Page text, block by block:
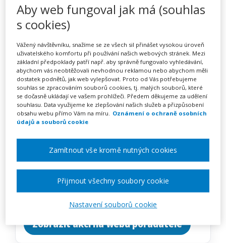
Komunikace, která funguje
(webinář)
PořádáZřetel, s.r.o.
TERMÍN
26. 11. 2026
MÍSTO
ONLINE
1950 Kč
Zobrazit akci na webu pořadatele
Aby web fungoval jak má (souhlas
s cookies)
Vážený návštěvníku, snažíme se ze všech sil přinášet vysokou úroveň
uživatelského komfortu při používání našich webových stránek. Mezi
základní předpoklady patří např. aby správně fungovalo vyhledávání,
abychom vás neobtěžovali nevhodnou reklamou nebo abychom měli
dostatek podnětů, jak web vylepšovat. Proto od Vás potřebujeme
souhlas se zpracováním souborů cookies, tj. malých souborů, které
se dočasně ukládají ve vašem prohlížeči. Předem děkujeme za udělení
souhlasu. Data využijeme ke zlepšování našich služeb a přizpůsobení
obsahu webu přímo Vám na míru.
Oznámení o ochraně osobních
údajů a souborů cookie
Nastavení souborů cookie
Zamítnout vše kromě nutných cookies
Přijmout všechny soubory cookie